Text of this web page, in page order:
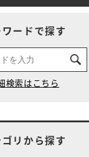
ードで探す
リから探す